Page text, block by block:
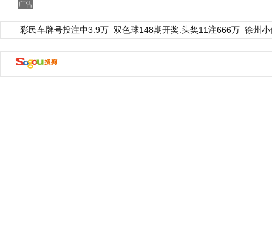
广告
彩民车牌号投注中3.9万 双色球148期开奖:头奖11注666万 徐州